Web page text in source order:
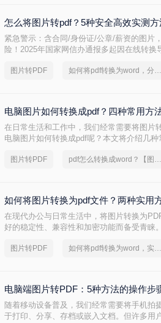
怎么将图片转pdf？5种安全高效实测方
紧急警示：含合同/身份证/公章/薪资的图片
险！2025年国家网信办通报多起因在线转
Acrobat Pro 2025 / 转转大师PDF转换器
图片转PDF 如何将pdf转换为word，分享一种简单的方法
电脑图片如何转换成pdf？四种常用方
在日常生活和工作中，我们经常需要将图片
电脑图片如何转换成pdf呢？本文将介绍几种
图片转PDF pdf怎么转换成word？【图文详解】
如何将图片转换为pdf文件？两种实用
在现代办公与日常生活中，将图片转换为
好的稳定性、兼容性和加密功能而备受青睐
图片转PDF 如何将pdf转换为word，实用的方法来了
电脑端图片转PDF：5种方法的操作步
随着移动设备普及，我们经常需要将手机拍
于打印、分享、存档或嵌入文档。但许多用